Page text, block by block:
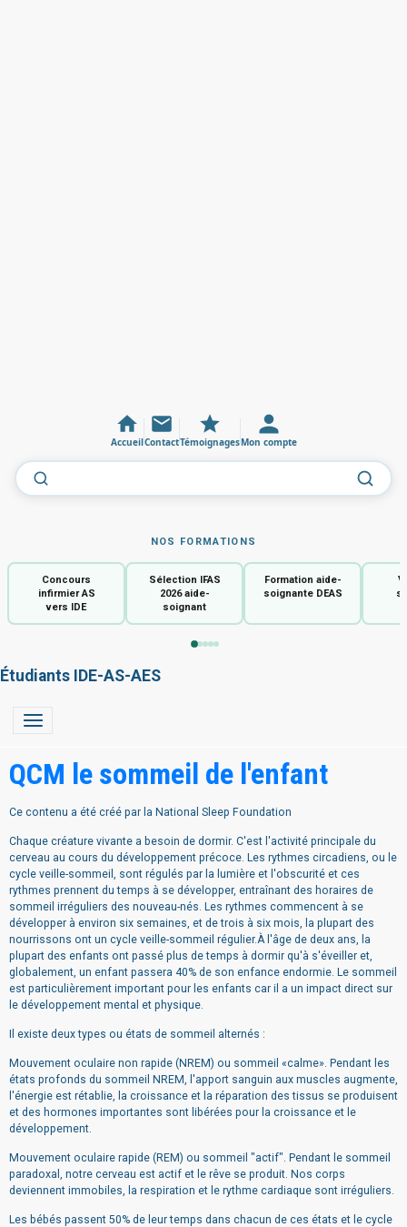
AccueilContactTémoignagesMon compte
NOS FORMATIONS
Concours
infirmier AS
vers IDE
Sélection IFAS
2026 aide-
soignant
Formation aide-
soignante DEAS
Étudiants IDE-AS-AES
QCM le sommeil de l'enfant
Ce contenu a été créé par la National Sleep Foundation
Chaque créature vivante a besoin de dormir. C'est l'activité principale du
cerveau au cours du développement précoce. Les rythmes circadiens, ou le
cycle veille-sommeil, sont régulés par la lumière et l'obscurité et ces
rythmes prennent du temps à se développer, entraînant des horaires de
sommeil irréguliers des nouveau-nés. Les rythmes commencent à se
développer à environ six semaines, et de trois à six mois, la plupart des
nourrissons ont un cycle veille-sommeil régulier.À l'âge de deux ans, la
plupart des enfants ont passé plus de temps à dormir qu'à s'éveiller et,
globalement, un enfant passera 40% de son enfance endormie. Le sommeil
est particulièrement important pour les enfants car il a un impact direct sur
le développement mental et physique.
Il existe deux types ou états de sommeil alternés :
Mouvement oculaire non rapide (NREM) ou sommeil «calme». Pendant les
états profonds du sommeil NREM, l'apport sanguin aux muscles augmente,
l'énergie est rétablie, la croissance et la réparation des tissus se produisent
et des hormones importantes sont libérées pour la croissance et le
développement.
Mouvement oculaire rapide (REM) ou sommeil "actif". Pendant le sommeil
paradoxal, notre cerveau est actif et le rêve se produit. Nos corps
deviennent immobiles, la respiration et le rythme cardiaque sont irréguliers.
Les bébés passent 50% de leur temps dans chacun de ces états et le cycle